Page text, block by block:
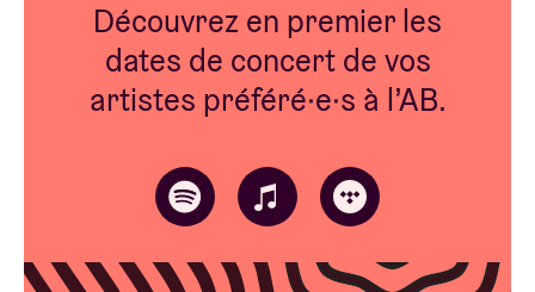
Découvrez en premier les
dates de concert de vos
artistes préféré·e·s à l’AB.